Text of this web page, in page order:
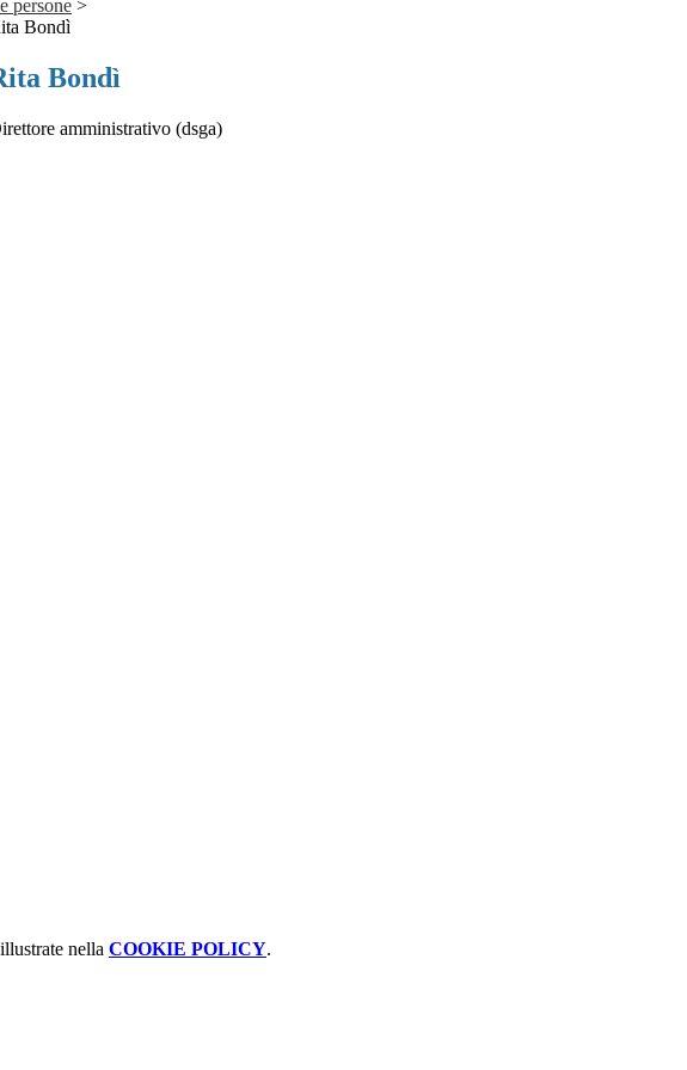
persone >
Bondì
Bondì
amministrativo (dsga)
nella COOKIE POLICY.